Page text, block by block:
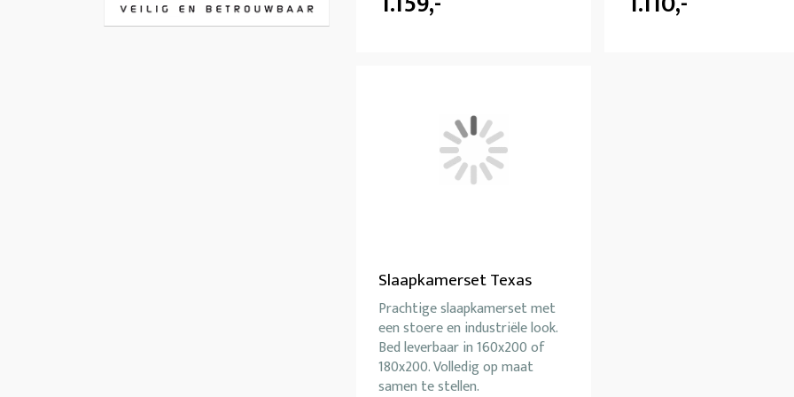
Slaapkamerset Texas
Prachtige slaapkamerset met
een stoere en industriële look.
Bed leverbaar in 160x200 of
180x200. Volledig op maat
samen te stellen.